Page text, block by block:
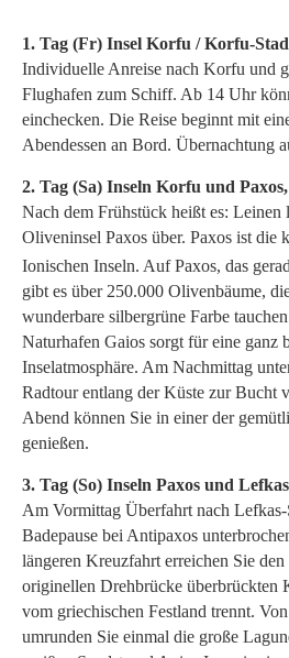
1. Tag (Fr) Insel Korfu / Korfu-
Individuelle Anreise nach Korfu und
Flughafen zum Schiff. Ab 14 Uhr
einchecken. Die Reise beginnt mit
Abendessen an Bord. Übernachtung
2. Tag (Sa) Inseln Korfu und Paxos,
Nach dem Frühstück heißt es: Leinen
Oliveninsel Paxos über. Paxos ist die
Ionischen Inseln. Auf Paxos, das
gibt es über 250.000 Olivenbäume,
wunderbare silbergrüne Farbe
Naturhafen Gaios sorgt für eine ganz
Inselatmosphäre. Am Nachmittag
Radtour entlang der Küste zur Bucht
Abend können Sie in einer der
genießen.
3. Tag (So) Inseln Paxos und
Am Vormittag Überfahrt nach
Badepause bei Antipaxos
längeren Kreuzfahrt erreichen Sie
originellen Drehbrücke überbrückten
vom griechischen Festland trennt.
umrunden Sie einmal die große